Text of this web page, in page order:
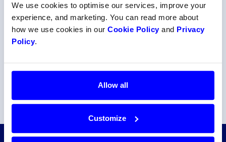
We use cookies to optimise our services, improve your
experience, and marketing. You can read more about
how we use cookies in our Cookie Policyand Privacy
Policy.
Allow all
Customize